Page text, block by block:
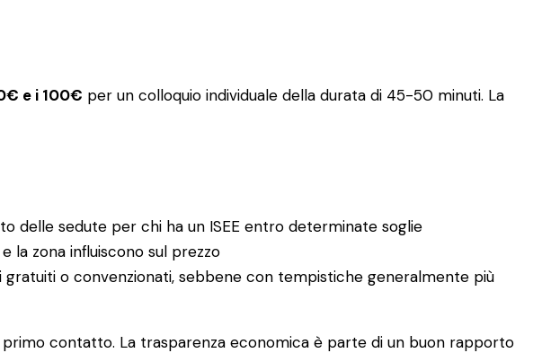
e i 100€ per un colloquio individuale della durata di 45-50 minuti. La
delle sedute per chi ha un ISEE entro determinate soglie
la zona influiscono sul prezzo
o convenzionati, sebbene con tempistiche generalmente più
contatto. La trasparenza economica è parte di un buon rapporto